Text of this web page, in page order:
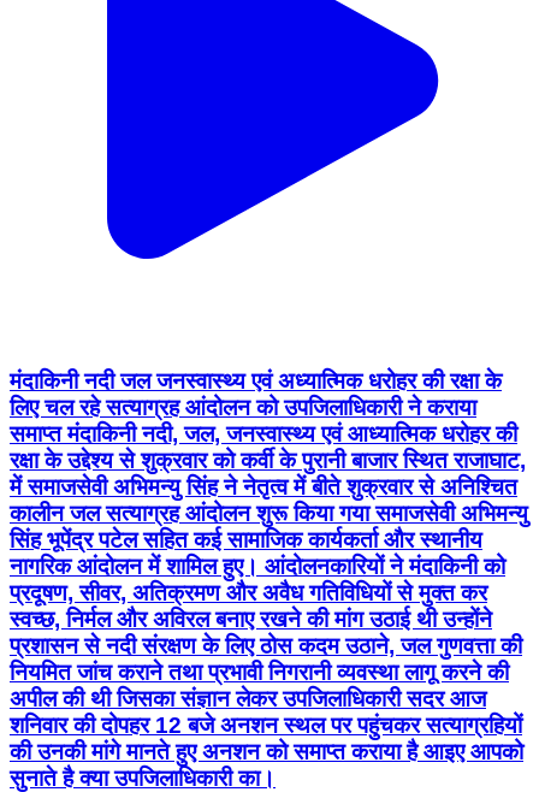
मंदाकिनी नदी जल जनस्वास्थ्य एवं अध्यात्मिक धरोहर की रक्षा के
लिए चल रहे सत्याग्रह आंदोलन को उपजिलाधिकारी ने कराया
समाप्त मंदाकिनी नदी, जल, जनस्वास्थ्य एवं आध्यात्मिक धरोहर की
रक्षा के उद्देश्य से शुक्रवार को कर्वी के पुरानी बाजार स्थित राजाघाट,
में समाजसेवी अभिमन्यु सिंह ने नेतृत्व में बीते शुक्रवार से अनिश्चित
कालीन जल सत्याग्रह आंदोलन शुरू किया गया समाजसेवी अभिमन्यु
सिंह भूपेंद्र पटेल सहित कई सामाजिक कार्यकर्ता और स्थानीय
नागरिक आंदोलन में शामिल हुए। आंदोलनकारियों ने मंदाकिनी को
प्रदूषण, सीवर, अतिक्रमण और अवैध गतिविधियों से मुक्त कर
स्वच्छ, निर्मल और अविरल बनाए रखने की मांग उठाई थी उन्होंने
प्रशासन से नदी संरक्षण के लिए ठोस कदम उठाने, जल गुणवत्ता की
नियमित जांच कराने तथा प्रभावी निगरानी व्यवस्था लागू करने की
अपील की थी जिसका संज्ञान लेकर उपजिलाधिकारी सदर आज
शनिवार की दोपहर 12 बजे अनशन स्थल पर पहुंचकर सत्याग्रहियों
की उनकी मांगे मानते हुए अनशन को समाप्त कराया है आइए आपको
सुनाते है क्या उपजिलाधिकारी का।